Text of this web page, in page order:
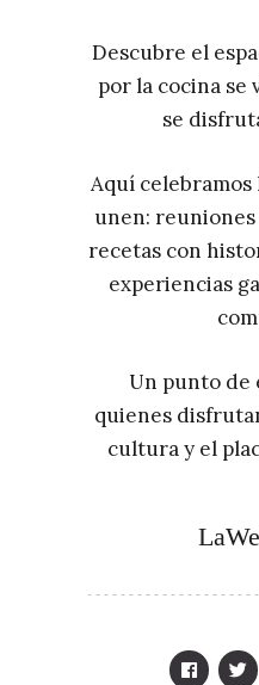
Descubre el
por la cocina se
se
Aquí celebramos
unen: reuniones
recetas con
experiencias
Un punto de
quienes
cultura y el